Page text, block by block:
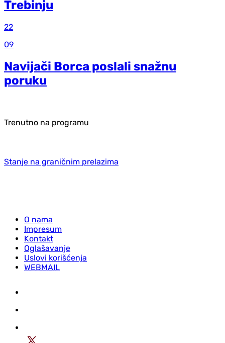
Trebinju
22
09
Navijači Borca poslali snažnu
poruku
Trenutno na programu
Stanje na graničnim prelazima
O nama
Impresum
Kontakt
Oglašavanje
Uslovi korišćenja
WEBMAIL